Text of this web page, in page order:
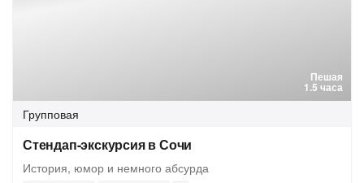
Пешая
1.5 часа
Групповая
Стендап-экскурсия в Сочи
История, юмор и немного абсурда